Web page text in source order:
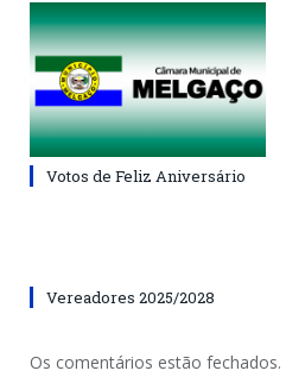
Votos de Feliz Aniversário
Vereadores 2025/2028
Os comentários estão fechados.